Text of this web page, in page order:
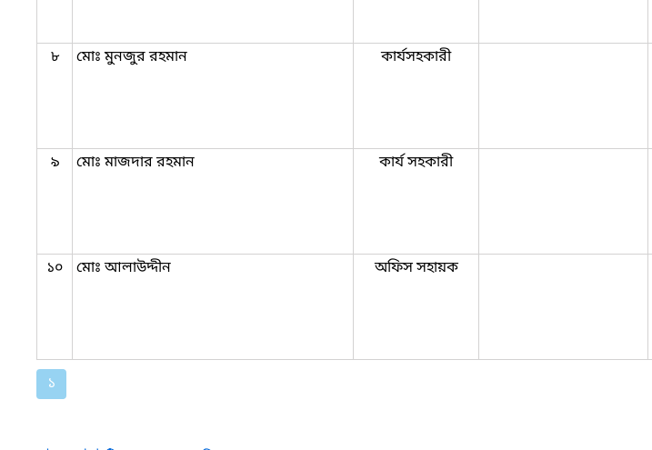
৮ মোঃ মুনজুর রহমান কার্যসহকারী
৯ মোঃ মাজদার রহমান কার্য সহকারী
১০ মোঃ আলাউদ্দীন অফিস সহায়ক
১